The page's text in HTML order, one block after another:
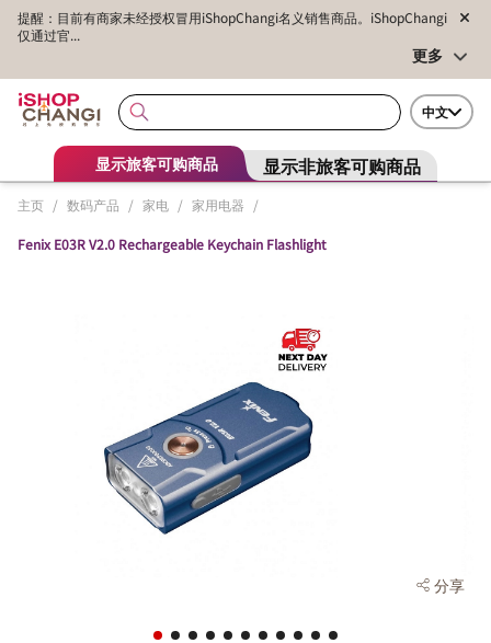
提醒：目前有商家未经授权冒用iShopChangi名义销售商品。iShopChangi
仅通过官...
更多
中文
显示旅客可购商品 显示非旅客可购商品
主页 / 数码产品 / 家电 / 家用电器 /
Fenix E03R V2.0 Rechargeable Keychain Flashlight
分享